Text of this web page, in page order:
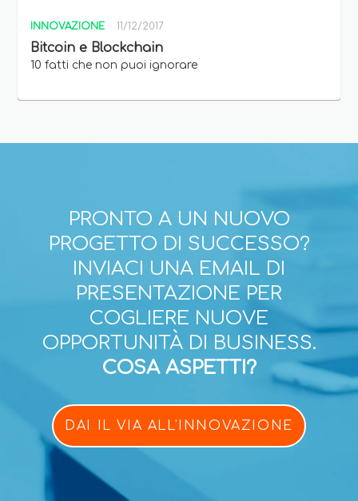
INNOVAZIONE 11/12/2017
Bitcoin e Blockchain
10 fatti che non puoi ignorare
PRONTO A UN NUOVO
PROGETTO DI SUCCESSO?
INVIACI UNA EMAIL DI
PRESENTAZIONE PER
COGLIERE NUOVE
OPPORTUNITÀ DI BUSINESS.
COSA ASPETTI?
DAI IL VIA ALL'INNOVAZIONE